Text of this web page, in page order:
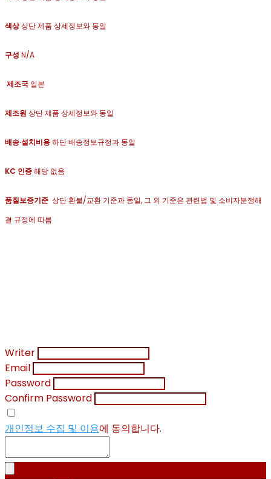
색상상단 제품 상세정보와 동일
구성 N/A
제조국 일본
제조원 상단 제품 상세정보와 동일
배송·설치비용하단 배송정보규정과 동일
KC 인증해당 없음
품질보증기준 상단 환불/교환 기준과 동일, 그 외 기준은 관련법 및 소비자분쟁해
결 규정에 따름
Writer
Email
Password
Confirm Password
개인정보 수집 및 이용에 동의합니다.